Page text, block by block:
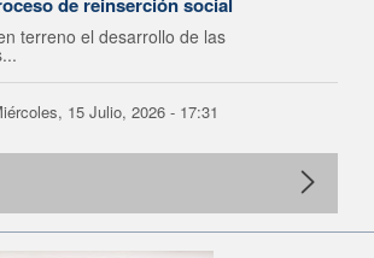
terreno el desarrollo de las
15 Julio, 2026 - 17:31